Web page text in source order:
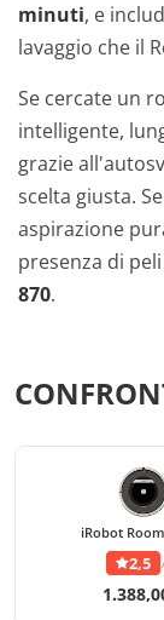
minuti, e
lavaggio che il
Se cercate un
intelligente,
grazie
scelta giusta.
aspirazione
presenza di
870.
iRobot
2,5